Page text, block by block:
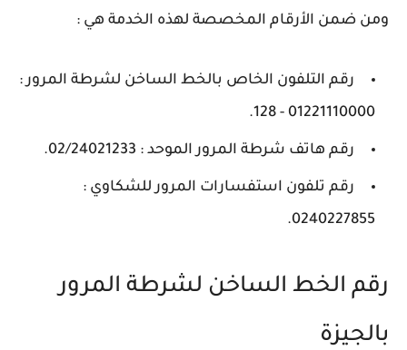
ومن ضمن الأرقام المخصصة لهذه الخدمة هي :
رقم التلفون الخاص بالخط الساخن لشرطة المرور :
01221110000 - 128.
رقم هاتف شرطة المرور الموحد : 02/24021233.
رقم تلفون استفسارات المرور للشكاوي :
0240227855.
رقم الخط الساخن لشرطة المرور
بالجيزة